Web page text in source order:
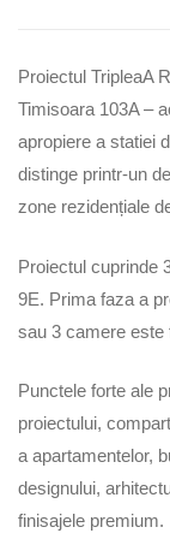
Proiectul TripleaA
Timisoara 103A –
apropiere a statiei
distinge printr-un
zone rezidențiale
Proiectul cuprinde
9E. Prima faza a
sau 3 camere este
Punctele forte ale
proiectului,
a apartamentelor,
designului,
finisajele premium.